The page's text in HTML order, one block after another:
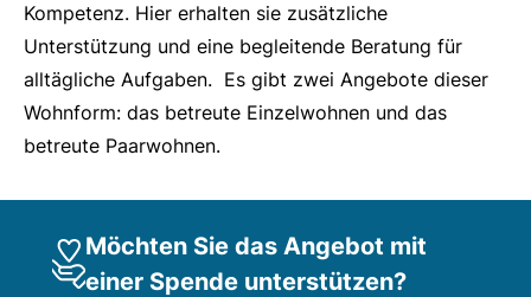
Kompetenz. Hier erhalten sie zusätzliche
Unterstützung und eine begleitende Beratung für
alltägliche Aufgaben. Es gibt zwei Angebote dieser
Wohnform: das betreute Einzelwohnen und das
betreute Paarwohnen.
Möchten Sie das Angebot mit
einer Spende unterstützen?